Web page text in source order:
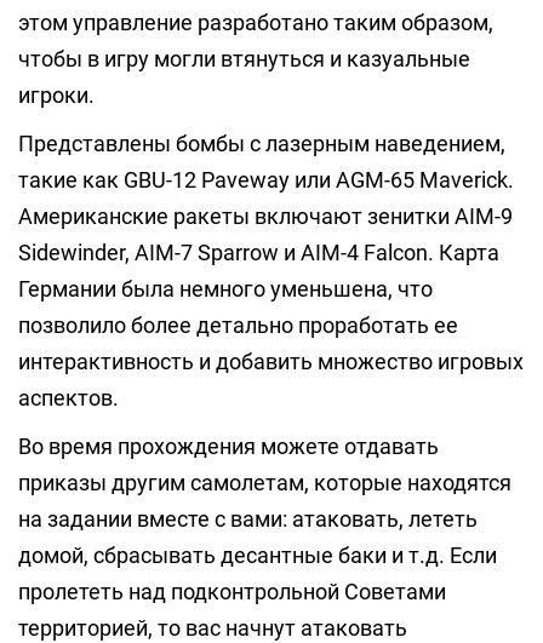
этом управление разработано таким образом,
чтобы в игру могли втянуться и казуальные
игроки.
Представлены бомбы с лазерным наведением,
такие как GBU-12 Paveway или AGM-65 Maverick.
Американские ракеты включают зенитки AIM-9
Sidewinder, AIM-7 Sparrow и AIM-4 Falcon. Карта
Германии была немного уменьшена, что
позволило более детально проработать ее
интерактивность и добавить множество игровых
аспектов.
Во время прохождения можете отдавать
приказы другим самолетам, которые находятся
на задании вместе с вами: атаковать, лететь
домой, сбрасывать десантные баки и т.д. Если
пролететь над подконтрольной Советами
территорией, то вас начнут атаковать